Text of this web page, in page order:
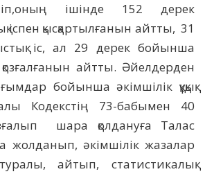
ішінде 152 дерек
іспен қысқартылғанын айтты, 31
іс, ал 29 дерек бойынша
қозғалғанын айтты. Әйелдерден
бойынша әкімшілік құқық
Кодекстің 73-бабымен 40
шара қолдануға Талас
жолданып, әкімшілік жазалар
айтып, статистикалық